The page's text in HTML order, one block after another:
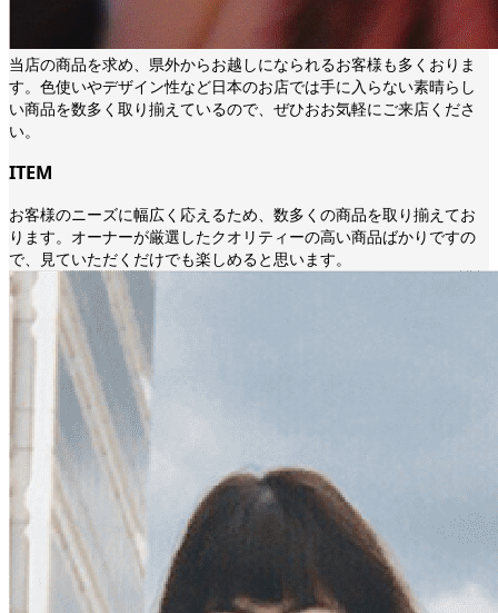
当店の商品を求め、県外からお越しになられるお客様も多くおりま
す。色使いやデザイン性など日本のお店では手に入らない素晴らし
い商品を数多く取り揃えているので、ぜひおお気軽にご来店くださ
い。
ITEM
お客様のニーズに幅広く応えるため、数多くの商品を取り揃えてお
ります。オーナーが厳選したクオリティーの高い商品ばかりですの
で、見ていただくだけでも楽しめると思います。